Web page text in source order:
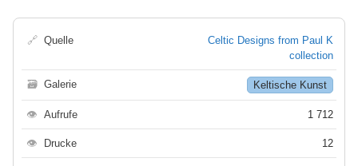
🔗 Quelle
Celtic Designs from Paul K
collection
🗃 Galerie Keltische Kunst
👁 Aufrufe 1 712
👁 Drucke 12